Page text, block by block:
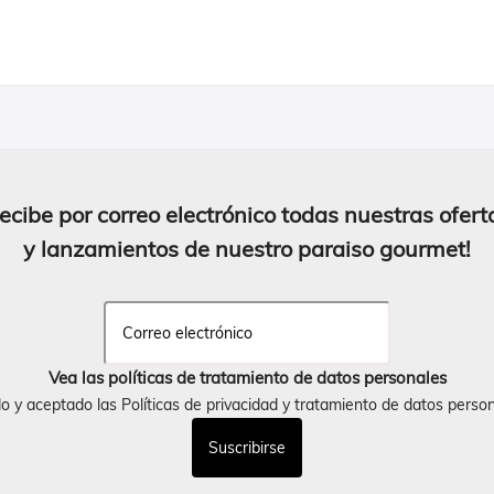
por correo electrónico todas nuestras
y lanzamientos de nuestro paraiso gourmet!
Vea las políticas de tratamiento de datos personales
y aceptado las Políticas de privacidad y tratamiento de datos